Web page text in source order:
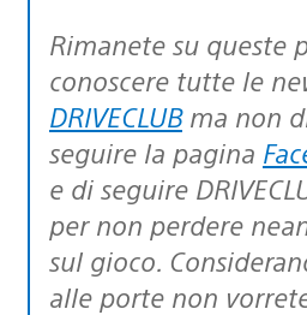
Rimanete su queste pagine per
conoscere tutte le
DRIVECLUBma non
seguire la pagina
e di seguire
per non perdere
sul gioco.
alle porte non